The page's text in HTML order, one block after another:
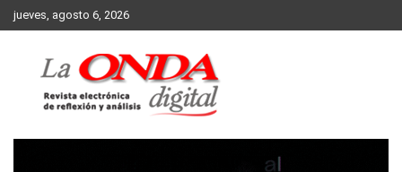
Skip
to
jueves, agosto 6, 2026